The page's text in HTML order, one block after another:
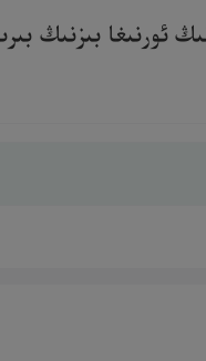
ئورنىغا بىزنىڭ